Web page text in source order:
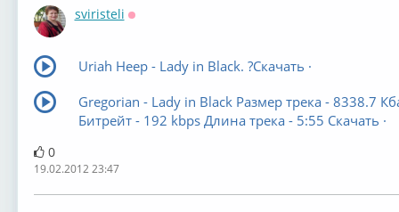
sviristeli
Uriah Heep - Lady in Black. ?Скачать ·
Gregorian - Lady in Black Размер трека - 8338.7
Битрейт - 192 kbps Длина трека - 5:55 Скачать ·
0
19.02.2012 23:47